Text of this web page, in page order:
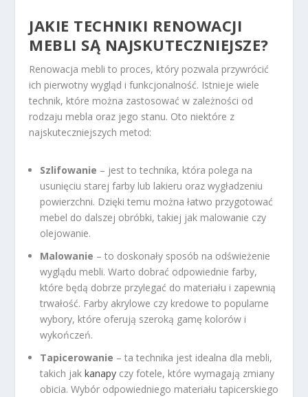
JAKIE TECHNIKI RENOWACJI
MEBLI SĄ NAJSKUTECZNIEJSZE?
Renowacja mebli to proces, który pozwala przywrócić
ich pierwotny wygląd i funkcjonalność. Istnieje wiele
technik, które można zastosować w zależności od
rodzaju mebla oraz jego stanu. Oto niektóre z
najskuteczniejszych metod:
Szlifowanie – jest to technika, która polega na
usunięciu starej farby lub lakieru oraz wygładzeniu
powierzchni. Dzięki temu można łatwo przygotować
mebel do dalszej obróbki, takiej jak malowanie czy
olejowanie.
Malowanie – to doskonały sposób na odświeżenie
wyglądu mebli. Warto dobrać odpowiednie farby,
które będą dobrze przylegać do materiału i zapewnią
trwałość. Farby akrylowe czy kredowe to popularne
wybory, które oferują szeroką gamę kolorów i
wykończeń.
Tapicerowanie – ta technika jest idealna dla mebli,
takich jakkanapy czy fotele, które wymagają zmiany
obicia. Wybór odpowiedniego materiału tapicerskiego